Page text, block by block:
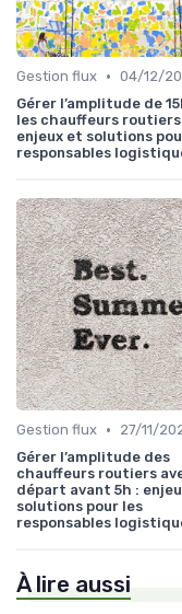
Gestion flux • 04/12/
Gérer l’amplitude de
les chauffeurs routiers
enjeux et solutions
responsables
Gestion flux •
27/11/
Gérer l’amplitude des
chauffeurs routiers
départ avant 5h :
solutions pour les
responsables
À lire aussi